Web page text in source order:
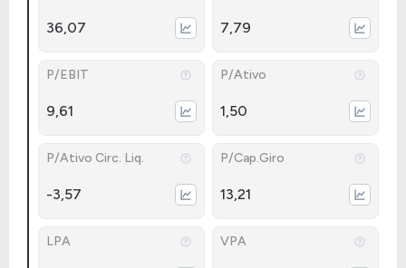
36,07 7,79
P/EBIT
9,61
P/Ativo
1,50
P/Ativo Circ. Liq.
-3,57
P/Cap.Giro
13,21
LPA VPA